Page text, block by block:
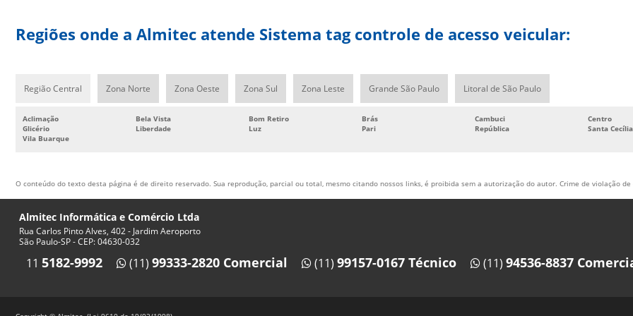
Regiões onde a Almitec atende Sistema tag controle de acesso veicular:
Região Central Zona Norte Zona Oeste Zona Sul Zona Leste Grande São Paulo Litoral de São Paulo
Aclimação Bela Vista Bom Retiro Brás Cambuci Centro
Glicério
Liberdade Luz Pari República Santa Cecília
Vila Buarque
O conteúdo do texto desta página é de direito reservado. Sua reprodução, parcial ou total, mesmo citando nossos links, é proibida sem a autorização do autor. Crime de violação
Almitec Informática e Comércio Ltda
Rua Carlos Pinto Alves, 402 - Jardim Aeroporto
São Paulo-SP - CEP: 04630-032
11 5182-9992 (11) 94536-8837
(11) 99157-0167 Técnico
(11) 99333-2820 Comercial